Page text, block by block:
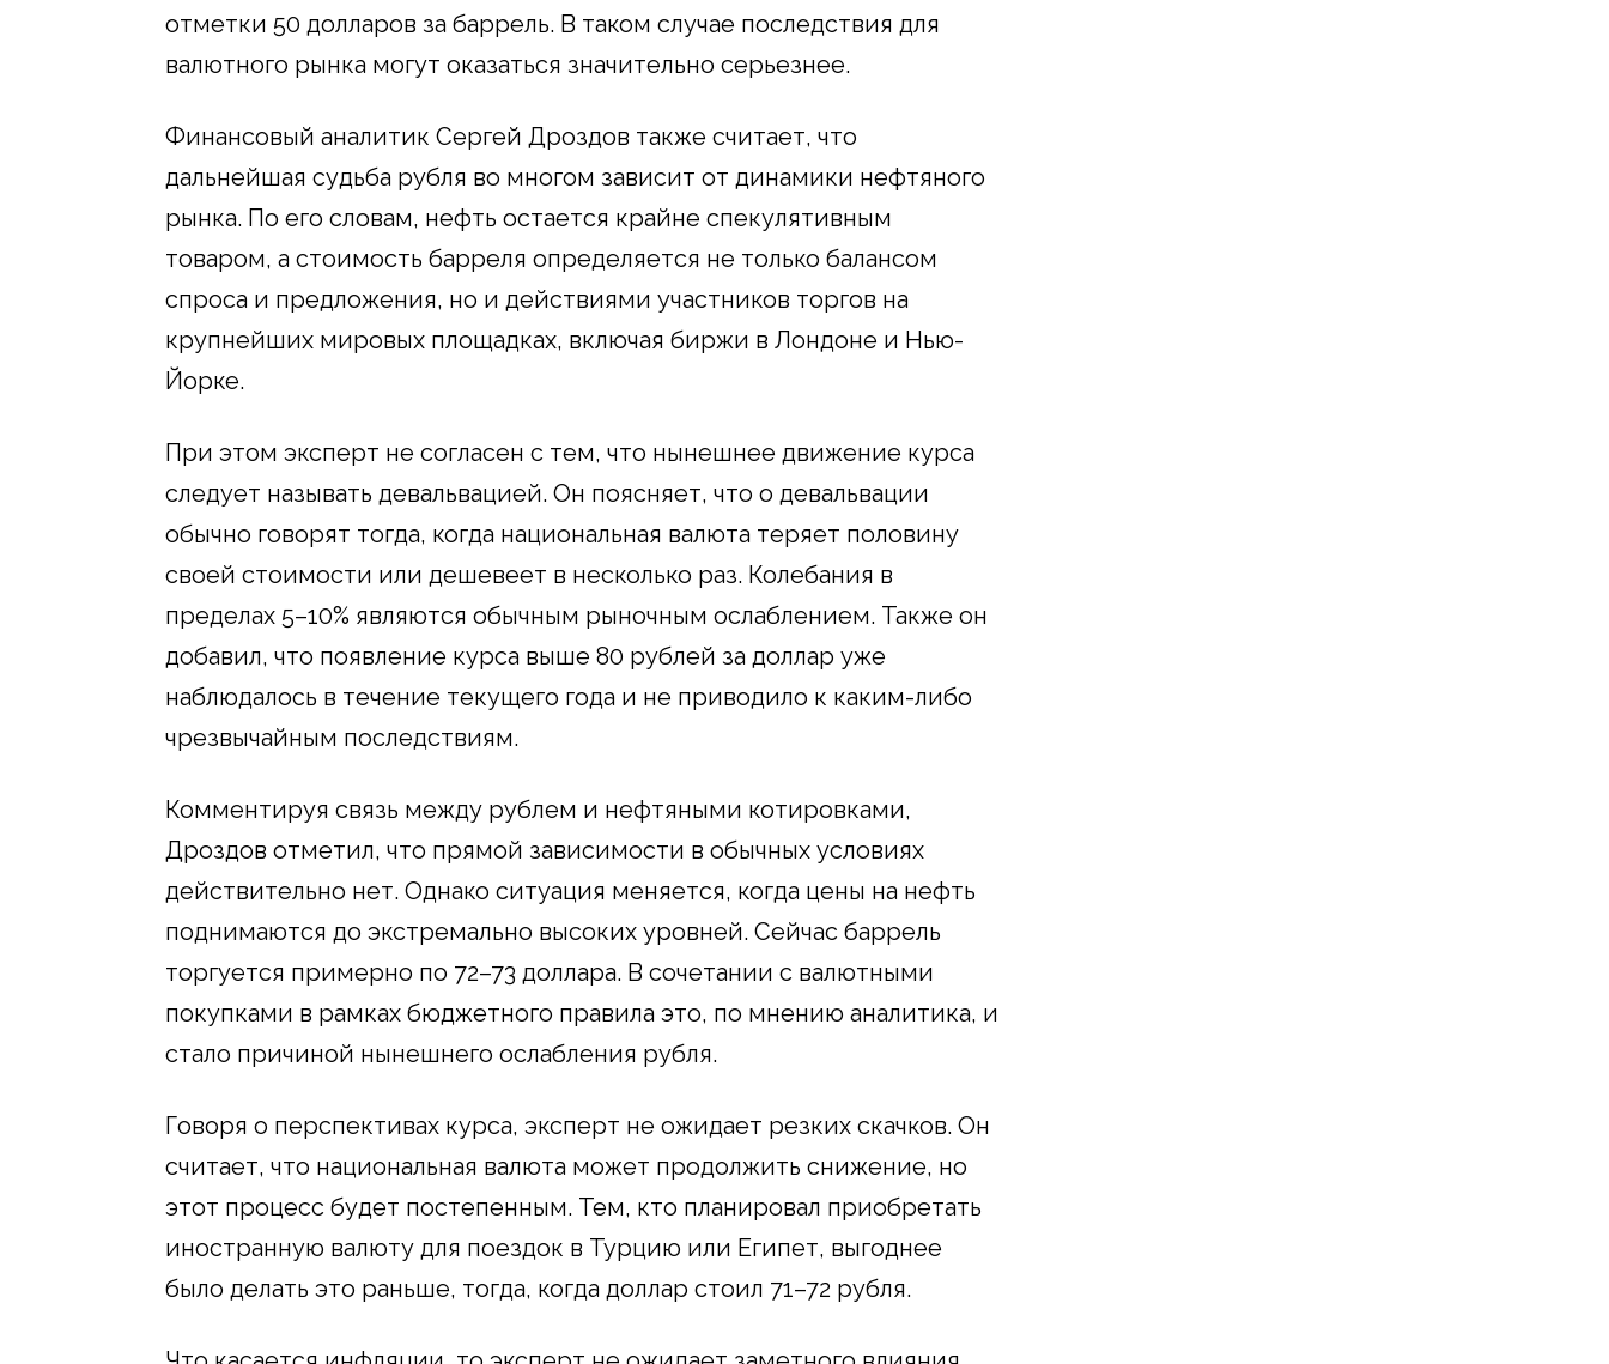
отметки 50 долларов за баррель. В таком случае последствия для
валютного рынка могут оказаться значительно серьезнее.
Финансовый аналитик Сергей Дроздов также считает, что
дальнейшая судьба рубля во многом зависит от динамики нефтяного
рынка. По его словам, нефть остается крайне спекулятивным
товаром, а стоимость барреля определяется не только балансом
спроса и предложения, но и действиями участников торгов на
крупнейших мировых площадках, включая биржи в Лондоне и Нью-
Йорке.
При этом эксперт не согласен с тем, что нынешнее движение курса
следует называть девальвацией. Он поясняет, что о девальвации
обычно говорят тогда, когда национальная валюта теряет половину
своей стоимости или дешевеет в несколько раз. Колебания в
пределах 5–10% являются обычным рыночным ослаблением. Также он
добавил, что появление курса выше 80 рублей за доллар уже
наблюдалось в течение текущего года и не приводило к каким-либо
чрезвычайным последствиям.
Комментируя связь между рублем и нефтяными котировками,
Дроздов отметил, что прямой зависимости в обычных условиях
действительно нет. Однако ситуация меняется, когда цены на нефть
поднимаются до экстремально высоких уровней. Сейчас баррель
торгуется примерно по 72–73 доллара. В сочетании с валютными
покупками в рамках бюджетного правила это, по мнению аналитика, и
стало причиной нынешнего ослабления рубля.
Говоря о перспективах курса, эксперт не ожидает резких скачков. Он
считает, что национальная валюта может продолжить снижение, но
этот процесс будет постепенным. Тем, кто планировал приобретать
иностранную валюту для поездок в Турцию или Египет, выгоднее
было делать это раньше, тогда, когда доллар стоил 71–72 рубля.